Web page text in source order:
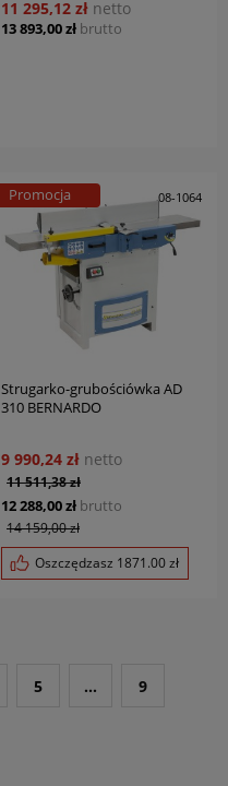
13 893,00 zł brutto
11 295,12 zł netto
08-1064
Strugarko-grubościówka AD
310 BERNARDO
12 288,00 zł brutto
14 159,00 zł
Oszczędzasz 1871.00zł
9 990,24 zł netto
11 511,38 zł
Promocja
5 ... 9